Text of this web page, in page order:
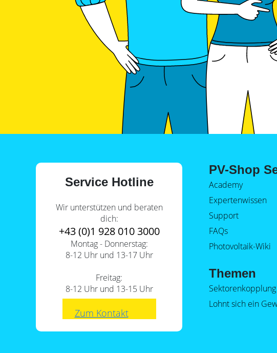
Service Hotline
Wir unterstützen und beraten
dich:
+43 (0)1 928 010 3000
Montag - Donnerstag:
8-12 Uhr und 13-17 Uhr
Freitag:
8-12 Uhr und 13-15 Uhr
Zum Kontakt
PV-Shop
Academy
Expertenwissen
Support
FAQs
Photovoltaik-Wiki
Themen
Sektorenkopplung
Lohnt sich ein